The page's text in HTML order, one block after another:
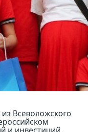
Всеволожского